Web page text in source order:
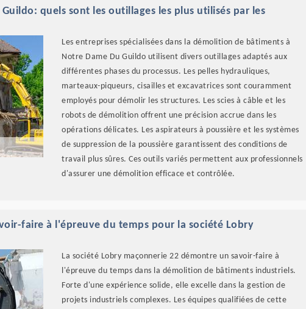
quels sont les outillages les plus utilisés par les
Les entreprises spécialisées dans la démolition de bâtiments à
Notre Dame Du Guildo utilisent divers outillages adaptés aux
différentes phases du processus. Les pelles hydrauliques,
marteaux-piqueurs, cisailles et excavatrices sont couramment
employés pour démolir les structures. Les scies à câble et les
robots de démolition offrent une précision accrue dans les
opérations délicates. Les aspirateurs à poussière et les systèmes
de suppression de la poussière garantissent des conditions de
travail plus sûres. Ces outils variés permettent aux professionnels
d'assurer une démolition efficace et contrôlée.
faire à l'épreuve du temps pour la société Lobry
La société Lobry maçonnerie 22 démontre un savoir-faire à
l'épreuve du temps dans la démolition de bâtiments industriels.
Forte d'une expérience solide, elle excelle dans la gestion de
projets industriels complexes. Les équipes qualifiées de cette